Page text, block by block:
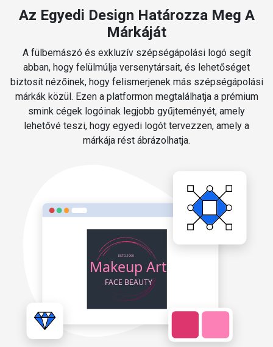
Az Egyedi Design Határozza Meg A
Márkáját
A fülbemászó és exkluzív szépségápolási logó segít
abban, hogy felülmúlja versenytársait, és lehetőséget
biztosít nézőinek, hogy felismerjenek más szépségápolási
márkák közül. Ezen a platformon megtalálhatja a prémium
smink cégek logóinak legjobb gyűjteményét, amely
lehetővé teszi, hogy egyedi logót tervezzen, amely a
márkája rést ábrázolhatja.